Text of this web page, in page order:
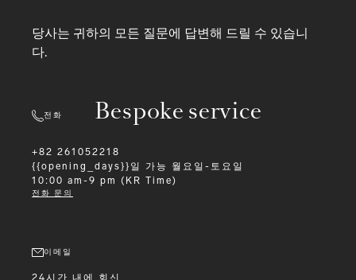
Bespoke service
당사는 귀하의 모든 질문에 답변해 드릴 수 있습니
다.
전화
+82 261052218
{{opening_days}}일 가능
월요일-토요일
10:00 am-9 pm (KR Time)
전화 문의
이메일
24시간 내에 회신